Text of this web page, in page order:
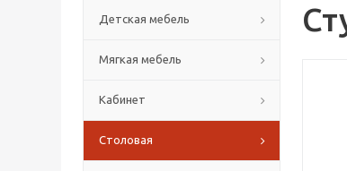
Детская мебель
Мягкая мебель
Кабинет
Столовая